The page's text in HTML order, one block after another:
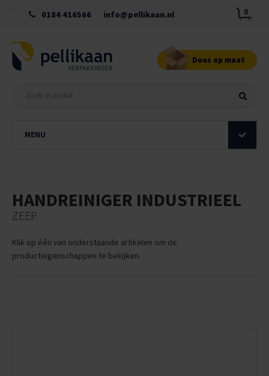
0184 416566 info@pellikaan.nl 0
Doos op maat
MENU
HANDREINIGER INDUSTRIEEL
ZEEP
Klik op één van onderstaande artikelen om de
producteigenschappen te bekijken.